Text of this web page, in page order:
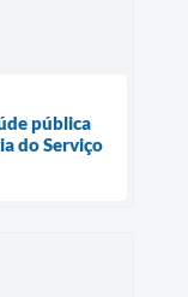
pública
do Serviço